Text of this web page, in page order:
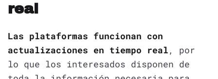
real
Las plataformas funcionan con
actualizaciones en tiempo real , por
lo que los interesados disponen de